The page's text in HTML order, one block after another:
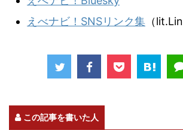
えべナビ！SNSリンク集 （
この記事を書いた人